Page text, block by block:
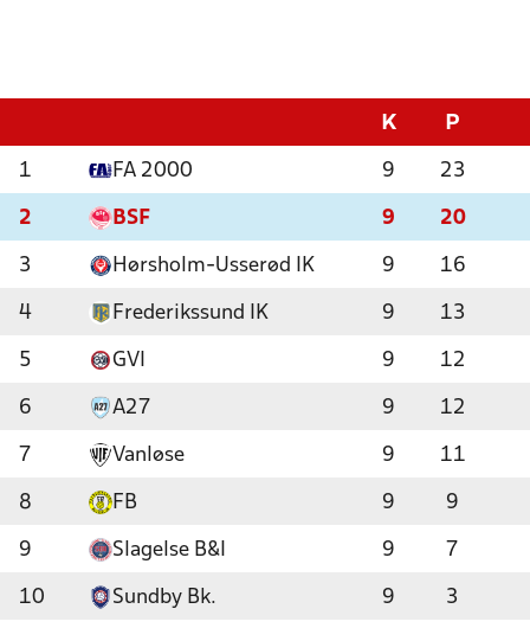
K P
1 FA 2000 9 23
2 BSF 9 20
3 Hørsholm-Usserød IK 9 16
4 Frederikssund IK 9 13
5 GVI 9 12
6 A27 9 12
7 Vanløse 9 11
8 FB 9 9
9 Slagelse B&I 9 7
10 Sundby Bk. 9 3